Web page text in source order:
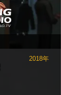
2018年